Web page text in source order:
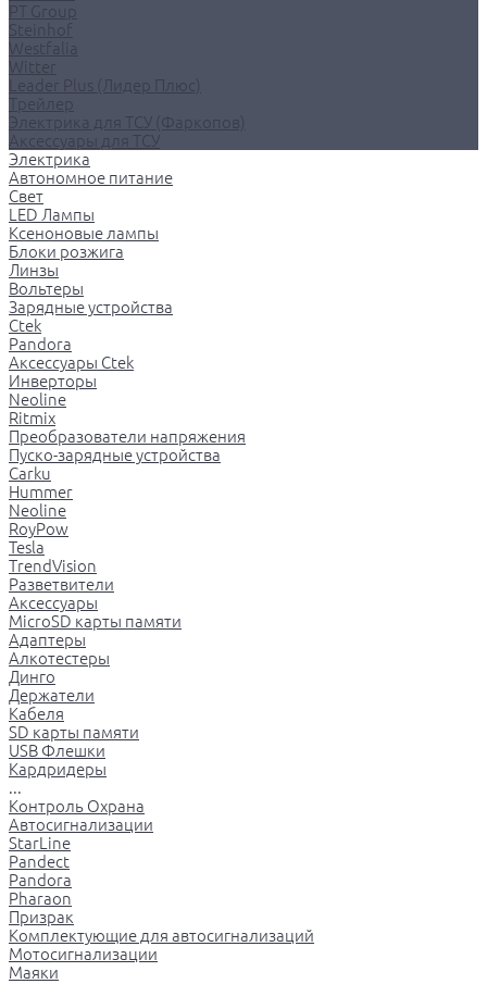
PT Group
Steinhof
Westfalia
Witter
Leader Plus (Лидер Плюс)
Трейлер
Электрика для ТСУ (Фаркопов)
Аксессуары для ТСУ
Электрика
Автономное питание
Свет
LED Лампы
Ксеноновые лампы
Блоки розжига
Линзы
Вольтеры
Зарядные устройства
Ctek
Pandora
Аксессуары Ctek
Инверторы
Neoline
Ritmix
Преобразователи напряжения
Пуско-зарядные устройства
Carku
Hummer
Neoline
RoyPow
Tesla
TrendVision
Разветвители
Аксессуары
MicroSD карты памяти
Адаптеры
Алкотестеры
Динго
Держатели
Кабеля
SD карты памяти
USB Флешки
Кардридеры
...
Контроль Охрана
Автосигнализации
StarLine
Pandect
Pandora
Pharaon
Призрак
Комплектующие для автосигнализаций
Мотосигнализации
Маяки